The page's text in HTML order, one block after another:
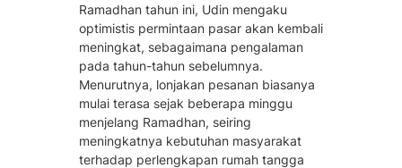
Ramadhan tahun ini, Udin mengaku
optimistis permintaan pasar akan kembali
meningkat, sebagaimana pengalaman
pada tahun-tahun sebelumnya.
Menurutnya, lonjakan pesanan biasanya
mulai terasa sejak beberapa minggu
menjelang Ramadhan, seiring
meningkatnya kebutuhan masyarakat
terhadap perlengkapan rumah tangga